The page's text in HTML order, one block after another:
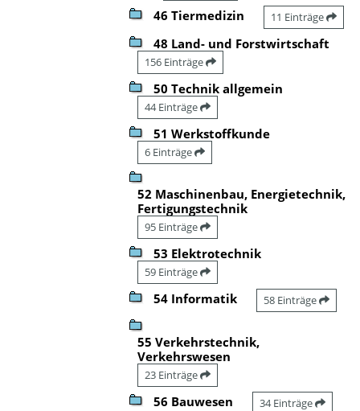
46 Tiermedizin 11 Einträge
48 Land- und Forstwirtschaft
156 Einträge
50 Technik allgemein
44 Einträge
51 Werkstoffkunde
6 Einträge
52 Maschinenbau, Energietechnik,
Fertigungstechnik
95 Einträge
53 Elektrotechnik
59 Einträge
54 Informatik 58 Einträge
55 Verkehrstechnik,
Verkehrswesen
23 Einträge
56 Bauwesen 34 Einträge